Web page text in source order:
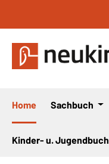
Home Sachbuch
Kinder- u. Jugendbuch